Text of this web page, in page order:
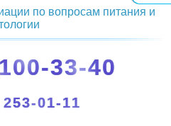
по вопросам питания и
33-40
01-11